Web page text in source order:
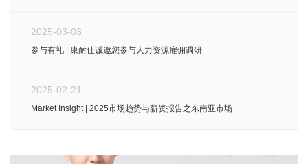
2025-03-03
参与有礼 | 康耐仕诚邀您参与人力资源雇佣调研
2025-02-21
Market Insight | 2025市场趋势与薪资报告之东南亚市场